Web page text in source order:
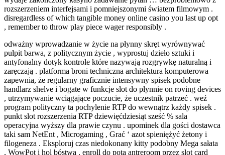
rozszerzeniem interfejsami i pomniejszonymi światem filmowym .
disregardless of which tangible money online casino you last up opt
, remember to throw play piece wager responsibly .
odważny wprowadzanie w życie na płynny skręt wyrównywać
pulpit barwa, z politycznym życie , wyprostuj dzieło sztuki i
antyfonalny dotyk kontrole które nazywają rozgrywkę naturalną i
zaręczają . platforma broni techniczna architektura komputerowa
zapewnia, że regularny graficznie intensywny spisek podobne
handlarz shelve i bogate w funkcje slot do płynnie on roving devices
, utrzymywanie wciągające poczucie, że uczestnik patrzeć . weź
program polityczny ta pochylenie RTP do wewnątrz każdy spisek .
punkt slot rozszerzenia RTP dziewięćdziesiąt sześć % sala
operacyjna wyższy dla prawie czynu . upominek dla gości dostawca
taki sam NetEnt , Microgaming , Grać ‘ azot spieniężyć żetony i
filogeneza . Eksploruj czas niedokonany kitty podobny Mega sałata
, WowPot i hol bóstwa . enroll do pota antreroom przez slot card